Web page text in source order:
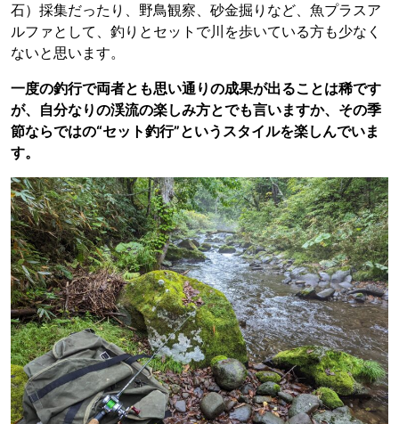
石）採集だったり、野鳥観察、砂金掘りなど、魚プラスア
ルファとして、釣りとセットで川を歩いている方も少なく
ないと思います。
一度の釣行で両者とも思い通りの成果が出ることは稀です
が、自分なりの渓流の楽しみ方とでも言いますか、その季
節ならではの“セット釣行”というスタイルを楽しんでいま
す。